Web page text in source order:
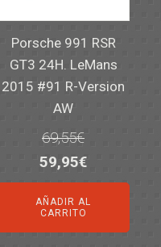
Porsche 991 RSR
GT3 24H. LeMans
2015 #91 R-Version
AW
69,55€
El
precio
original
era:
59,95€El
precio
actual
es:
AÑADIR AL
CARRITO